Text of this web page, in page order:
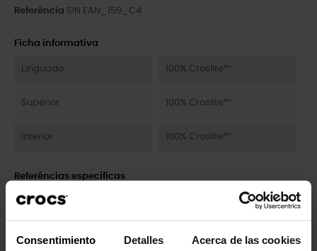
Consentimiento Detalles Acerca de las cookies
Referência SIN EAN_159_C4
Ficha informativa
Linguado 100% Croslite™
Superior 100% Croslite™
Interior 100% Croslite™
Referências específicas